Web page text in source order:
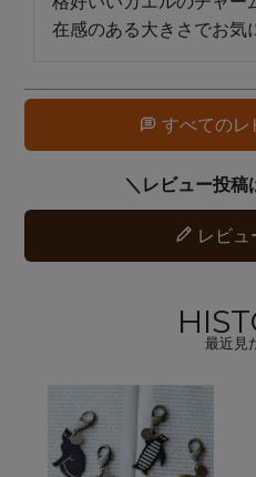
在感のある大きさでお気
すべてのレ
レビュ
最近見